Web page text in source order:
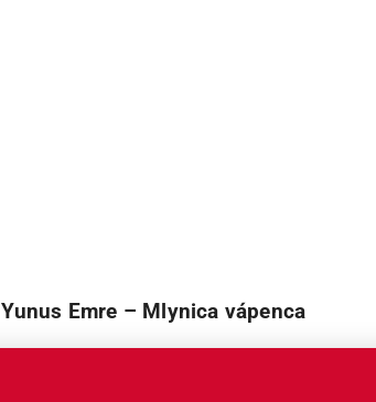
Yunus Emre – Mlynica vápenca